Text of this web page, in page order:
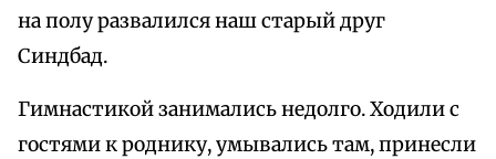
на полу развалился наш старый друг
Синдбад.
Гимнастикой занимались недолго. Ходили с
гостями к роднику, умывались там, принесли